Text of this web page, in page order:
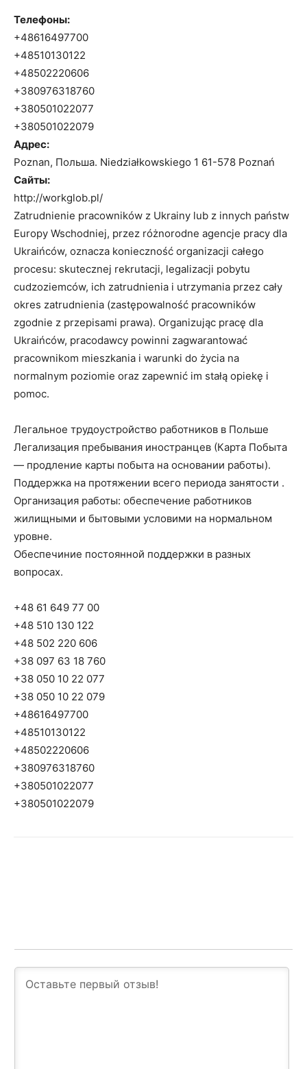
Телефоны:
+48616497700
+48510130122
+48502220606
+380976318760
+380501022077
+380501022079
Адрес:
Poznan, Польша. Niedziałkowskiego 1 61-578 Poznań
Сайты:
http://workglob.pl/
Zatrudnienie pracowników z Ukrainy lub z innych państw
Europy Wschodniej, przez różnorodne agencje pracy dla
Ukraińców, oznacza konieczność organizacji całego
procesu: skutecznej rekrutacji, legalizacji pobytu
cudzoziemców, ich zatrudnienia i utrzymania przez cały
okres zatrudnienia (zastępowalność pracowników
zgodnie z przepisami prawa). Organizując pracę dla
Ukraińców, pracodawcy powinni zagwarantować
pracownikom mieszkania i warunki do życia na
normalnym poziomie oraz zapewnić im stałą opiekę i
pomoc.
Легальное трудоустройство работников в Польше
Легализация пребывания иностранцев (Карта Побыта
— продление карты побыта на основании работы).
Поддержка на протяжении всего периода занятости .
Организация работы: обеспечение работников
жилищными и бытовыми условими на нормальном
уровне.
Обеспечиние постоянной поддержки в разных
вопросах.
+48 61 649 77 00
+48 510 130 122
+48 502 220 606
+38 097 63 18 760
+38 050 10 22 077
+38 050 10 22 079
+48616497700
+48510130122
+48502220606
+380976318760
+380501022077
+380501022079